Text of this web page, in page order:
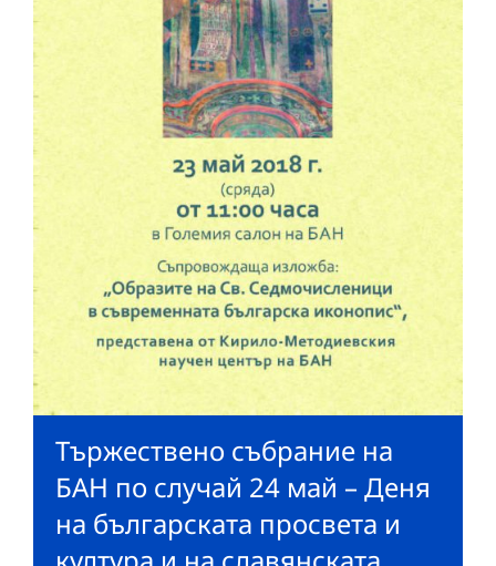
Тържествено събрание на
БАН по случай 24 май – Деня
на българската просвета и